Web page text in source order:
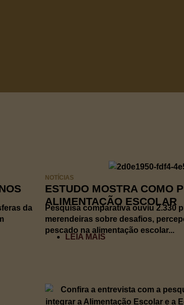
da
NOTÍCIAS
ESTUDO MOSTRA COMO
ALIMENTAÇÃO ESCOLAR
Pesquisa comparativa ouviu 2.330
merendeiras sobre desafios,
pescado na alimentação escolar...
LEIA MAIS